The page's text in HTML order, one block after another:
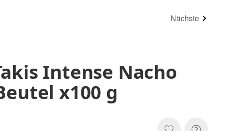
Nächste
Intense Nacho
x100 g